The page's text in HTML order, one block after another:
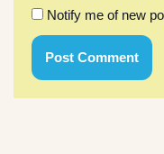
Notify me of new